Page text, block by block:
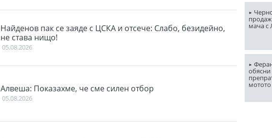
Найденов пак се заяде с ЦСКА и отсече: Слабо, безидейно,
не става нищо!
05.08.2026
Алвеша: Показахме, че сме силен отбор
05.08.2026
мача с
обясни